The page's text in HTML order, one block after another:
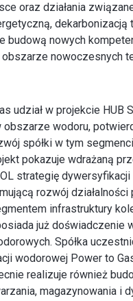
oraz działania
dekarbonizacją
budową nowych
nowoczesnych
udział w projekcie HUB
obszarze wodoru,
spółki w tym
pokazuje wdrażaną
strategię
rozwój działalności
infrastruktury
już doświadczenie
Spółka
wodorowej Power to
realizuje również
magazynowania i